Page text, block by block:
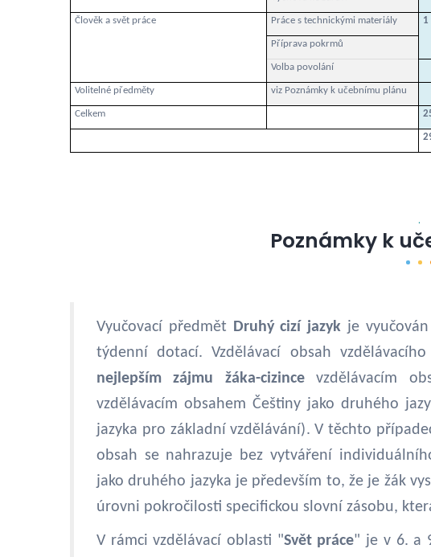
Člověk a svět práce Práce s technickými materiály 1
Příprava pokrmů
Volba povolání
Volitelné předměty viz Poznámky k učebnímu plánu
Celkem
.
Poznámky k
Vyučovací předmět Druhý cizí jazyk je
týdenní dotací. Vzdělávací obsah
nejlepším zájmu žáka-cizincevzdělávacím
vzdělávacím obsahem Češtiny jako druhého
jazyka pro základní vzdělávání). V těchto
obsah se nahrazuje bez vytváření
jako druhého jazyka je především to, že je žák
úrovni pokročilosti specifickou slovní zásobu,
V rámci vzdělávací oblasti "Svět práce" je v 6. a